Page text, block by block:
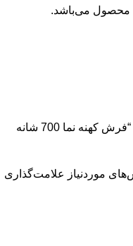
اولین کسی باشید که دیدگاهی می نویسد “فرش کهنه نما 700 شانه
موردنیاز علامت‌گذاری